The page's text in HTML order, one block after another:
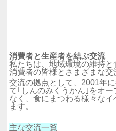
消費者と生産者を結ぶ交流
私たちは、地域環境の維持と
消費者の皆様とさまざまな交
交流の拠点として、2001年
て｢しんのみくうかん｣をオ
なく、食にまつわる様々な
ます。
主な交流一覧